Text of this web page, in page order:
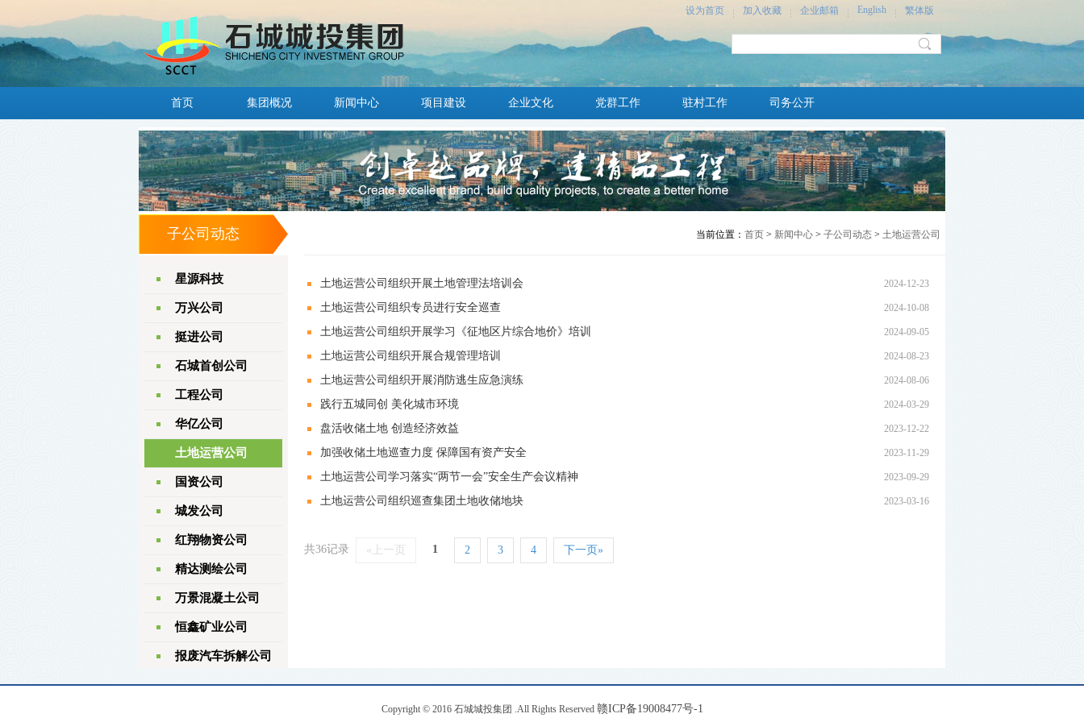
设为首页 加入收藏 企业邮箱 English 繁体版
首页 集团概况 新闻中心 项目建设 企业文化 党群工作 驻村工作 司务公开
子公司动态
星源科技
万兴公司
挺进公司
石城首创公司
工程公司
华亿公司
土地运营公司
国资公司
城发公司
红翔物资公司
精达测绘公司
万景混凝土公司
恒鑫矿业公司
报废汽车拆解公司
当前位置： 首页 > 新闻中心 > 子公司动态 > 土地运营公司
土地运营公司组织开展土地管理法培训会 2024-12-23
土地运营公司组织专员进行安全巡查 2024-10-08
土地运营公司组织开展学习《征地区片综合地价》培训 2024-09-05
土地运营公司组织开展合规管理培训 2024-08-23
土地运营公司组织开展消防逃生应急演练 2024-08-06
践行五城同创 美化城市环境 2024-03-29
盘活收储土地 创造经济效益 2023-12-22
加强收储土地巡查力度 保障国有资产安全 2023-11-29
土地运营公司学习落实“两节一会”安全生产会议精神 2023-09-29
土地运营公司组织巡查集团土地收储地块 2023-03-16
共36记录 «上一页 1 2 3 4 下一页»
Copyright © 2016 石城城投集团 .All Rights Reserved 赣ICP备19008477号-1